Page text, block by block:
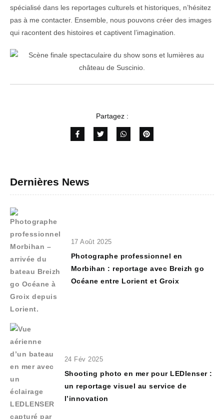
spécialisé dans les reportages culturels et historiques, n’hésitez
pas à me contacter. Ensemble, nous pouvons créer des images
qui racontent des histoires et captivent l’imagination.
Partagez :
Dernières News
17 Août 2025
Photographe professionnel en
Morbihan : reportage avec Breizh go
Océane entre Lorient et Groix
24 Fév 2025
Shooting photo en mer pour LEDlenser :
un reportage visuel au service de
l’innovation